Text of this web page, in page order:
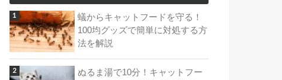
蟻からキャットフードを守る！
100均グッズで簡単に対処する方
法を解説
ぬるま湯で10分！キャットフー